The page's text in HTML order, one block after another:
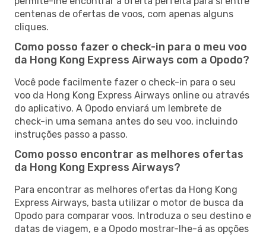
centenas de ofertas de voos, com apenas alguns
cliques.
Como posso fazer o check-in para o meu voo
da Hong Kong Express Airways com a Opodo?
Você pode facilmente fazer o check-in para o seu
voo da Hong Kong Express Airways online ou através
do aplicativo. A Opodo enviará um lembrete de
check-in uma semana antes do seu voo, incluindo
instruções passo a passo.
Como posso encontrar as melhores ofertas
da Hong Kong Express Airways?
Para encontrar as melhores ofertas da Hong Kong
Express Airways, basta utilizar o motor de busca da
Opodo para comparar voos. Introduza o seu destino e
datas de viagem, e a Opodo mostrar-lhe-á as opções